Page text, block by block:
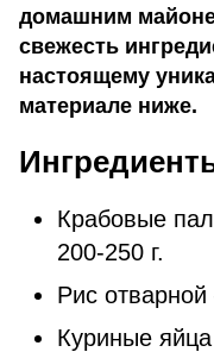
домашним
свежесть
настоящему
материале ниже.
Крабовые
200-250 г.
Рис
Куриные